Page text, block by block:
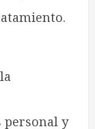
personal y